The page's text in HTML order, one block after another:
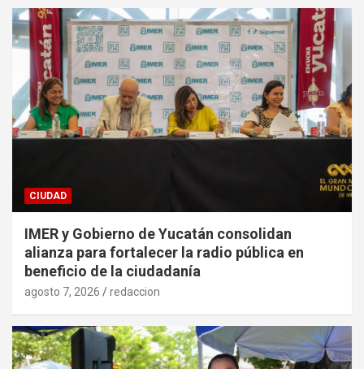
CIUDAD
IMER y Gobierno de Yucatán consolidan
alianza para fortalecer la radio pública en
beneficio de la ciudadanía
agosto 7, 2026 redaccion